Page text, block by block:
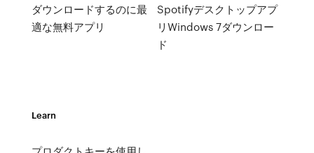
ダウンロードするのに最
適な無料アプリ
Spotifyデスクトップアプ
リWindows 7ダウンロー
ド
Learn